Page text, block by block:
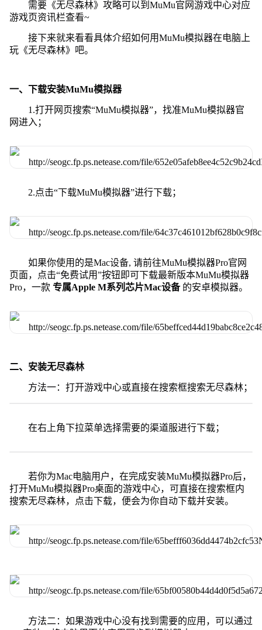
需要《无尽森林》攻略可以到MuMu官网游戏中心对应
游戏页资讯栏查看~
接下来就来看看具体介绍如何用MuMu模拟器在电脑上
玩《无尽森林》吧。
一、下载安装MuMu模拟器
1.打开网页搜索“MuMu模拟器”，找准MuMu模拟器官
网进入；
2.点击“下载MuMu模拟器”进行下载；
如果你使用的是Mac设备, 请前往MuMu模拟器Pro官网
页面，点击“免费试用”按钮即可下载最新版本MuMu模拟器
Pro，一款 专属Apple M系列芯片Mac设备 的安卓模拟器。
二、安装无尽森林
方法一：打开游戏中心或直接在搜索框搜索无尽森林；
在右上角下拉菜单选择需要的渠道服进行下载；
若你为Mac电脑用户，在完成安装MuMu模拟器Pro后，
打开MuMu模拟器Pro桌面的游戏中心，可直接在搜索框内
搜索无尽森林，点击下载，便会为你自动下载并安装。
方法二：如果游戏中心没有找到需要的应用，可以通过